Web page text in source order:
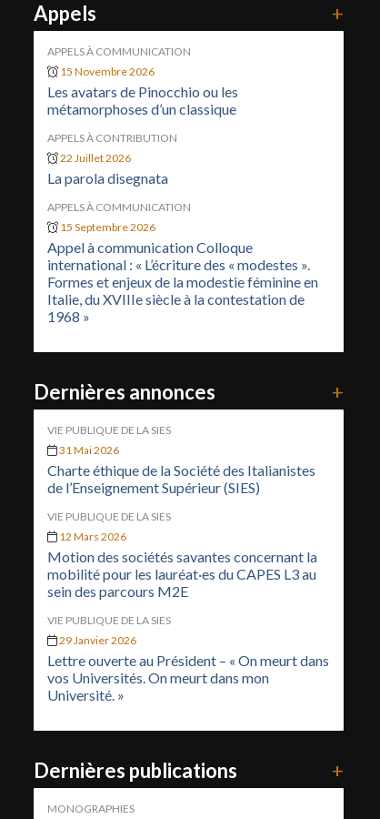
Appels +
APPELS À COMMUNICATION
15 Novembre 2026
Les avatars de Pinocchio ou les
métamorphoses d’un classique
APPELS À CONTRIBUTION
22 Juillet 2026
La parola disegnata
APPELS À COMMUNICATION
15 Septembre 2026
Appel à communication Colloque
international : « L’écriture des « modestes ».
Formes et enjeux de la modestie féminine en
Italie, du XVIIIe siècle à la contestation de
1968 »
Dernières annonces +
VIE PUBLIQUE DE LA SIES
31 Mai 2026
Charte éthique de la Société des Italianistes
de l’Enseignement Supérieur (SIES)
VIE PUBLIQUE DE LA SIES
12 Mars 2026
Motion des sociétés savantes concernant la
mobilité pour les lauréat·es du CAPES L3 au
sein des parcours M2E
VIE PUBLIQUE DE LA SIES
29 Janvier 2026
Lettre ouverte au Président – « On meurt dans
vos Universités. On meurt dans mon
Université. »
Dernières publications +
MONOGRAPHIES